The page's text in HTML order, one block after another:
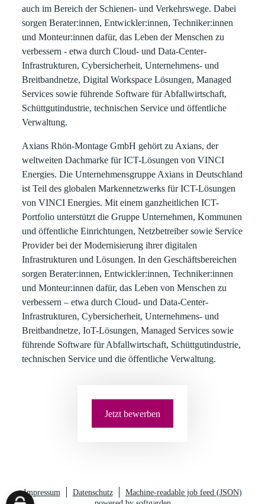
auch im Bereich der Schienen- und Verkehrswege. Dabei
sorgen Berater:innen, Entwickler:innen, Techniker:innen
und Monteur:innen dafür, das Leben der Menschen zu
verbessern - etwa durch Cloud- und Data-Center-
Infrastrukturen, Cybersicherheit, Unternehmens- und
Breitbandnetze, Digital Workspace Lösungen, Managed
Services sowie führende Software für Abfallwirtschaft,
Schüttgutindustrie, technischen Service und öffentliche
Verwaltung.
Axians Rhön-Montage GmbH gehört zu Axians, der
weltweiten Dachmarke für ICT-Lösungen von VINCI
Energies. Die Unternehmensgruppe Axians in Deutschland
ist Teil des globalen Markennetzwerks für ICT-Lösungen
von VINCI Energies. Mit einem ganzheitlichen ICT-
Portfolio unterstützt die Gruppe Unternehmen, Kommunen
und öffentliche Einrichtungen, Netzbetreiber sowie Service
Provider bei der Modernisierung ihrer digitalen
Infrastrukturen und Lösungen. In den Geschäftsbereichen
sorgen Berater:innen, Entwickler:innen, Techniker:innen
und Monteur:innen dafür, das Leben von Menschen zu
verbessern – etwa durch Cloud- und Data-Center-
Infrastrukturen, Cybersicherheit, Unternehmens- und
Breitbandnetze, IoT-Lösungen, Managed Services sowie
führende Software für Abfallwirtschaft, Schüttgutindustrie,
technischen Service und die öffentliche Verwaltung.
Jetzt bewerben
Impressum Datenschutz
Machine-readable job feed (JSON)